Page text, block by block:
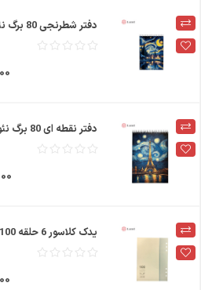
دفتر شطرنجی 80 برگ نئوپک طرح ونگوگ سایز A6
دفتر نقطه ای 80 برگ نئوپک طرح ونگوگ سایز A4
یدک کلاسور 6 حلقه 100 برگ آراد 23.5 در 16.5